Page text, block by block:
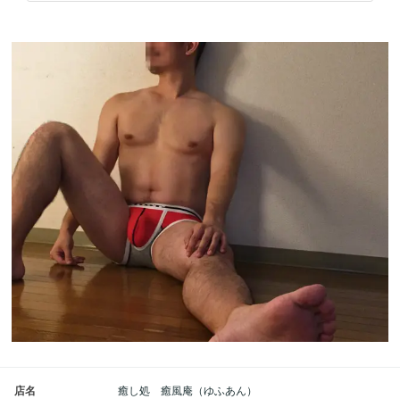
店名 癒し処 癒風庵（ゆふあん）